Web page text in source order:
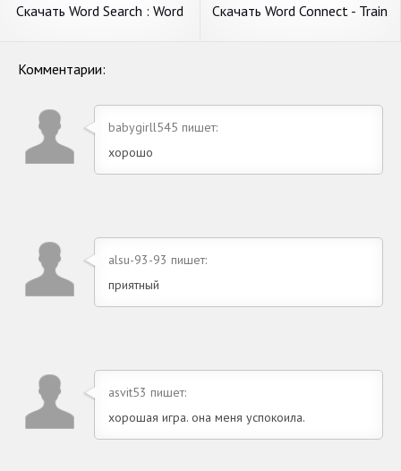
Скачать Word Search : Word
Скачать Word Connect - Train
Комментарии:
babygirll545 пишет:
хорошо
alsu-93-93 пишет:
приятный
asvit53 пишет:
хорошая игра. она меня успокоила.